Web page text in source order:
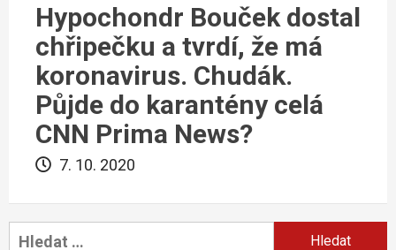
Hypochondr Bouček dostal
chřipečku a tvrdí, že má
koronavirus. Chudák.
Půjde do karantény celá
CNN Prima News?
7. 10. 2020
Vyhledávání